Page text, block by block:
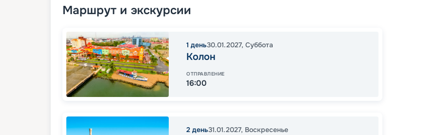
Маршрут и экскурсии
1 день30.01.2027, Суббота
Колон
ОТПРАВЛЕНИЕ
16:00
2 день31.01.2027, Воскресенье